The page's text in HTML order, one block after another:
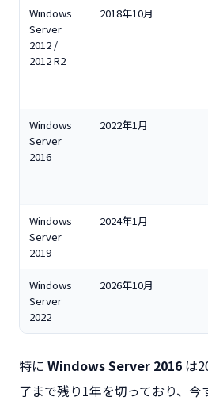
Windows
Server
2012 /
2012 R2
2018年10月
Windows
Server
2016
2022年1月
Windows
Server
2019
2024年1月
Windows
Server
2022
2026年10月
特に Windows Server 2016 は
了まで残り1年を切っており、